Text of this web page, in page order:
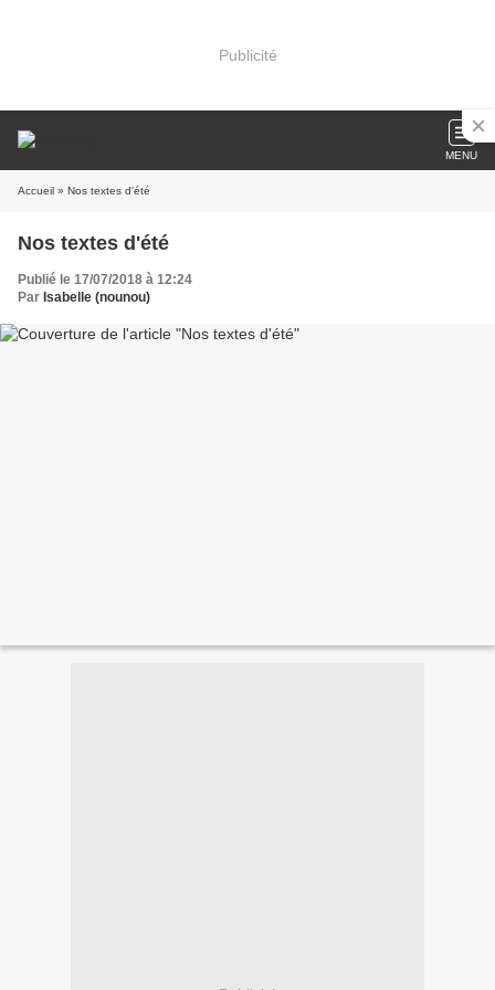
Publicité
MENU
Accueil » Nos textes d'été
Nos textes d'été
Publié le 17/07/2018 à 12:24
Par Isabelle (nounou)